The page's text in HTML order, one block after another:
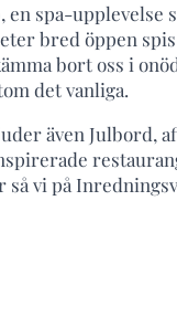
en spa-
bred öppen
bort oss i
det vanliga.
även Julbord,
vi på